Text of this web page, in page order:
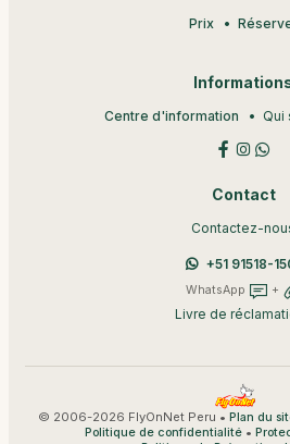
Prix
Centre d'information Qui
Contact
Contactez-
+51 91518-
WhatsApp +
Livre de
© 2006-2026 FlyOnNet Peru • Plan du
Politique de confidentialité •